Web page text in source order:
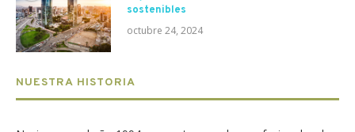
sostenibles
octubre 24, 2024
NUESTRA HISTORIA